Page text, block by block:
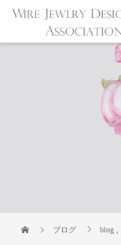
ブログ blog